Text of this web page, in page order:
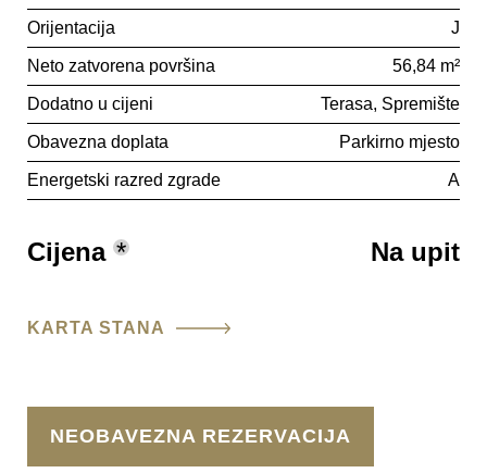
Orijentacija J
Neto zatvorena površina 56,84 m²
Dodatno u cijeni Terasa Spremište
Obavezna doplata Parkirno mjesto
Energetski razred zgrade A
Cijena * Na upit
KARTA STANA
NEOBAVEZNA REZERVACIJA